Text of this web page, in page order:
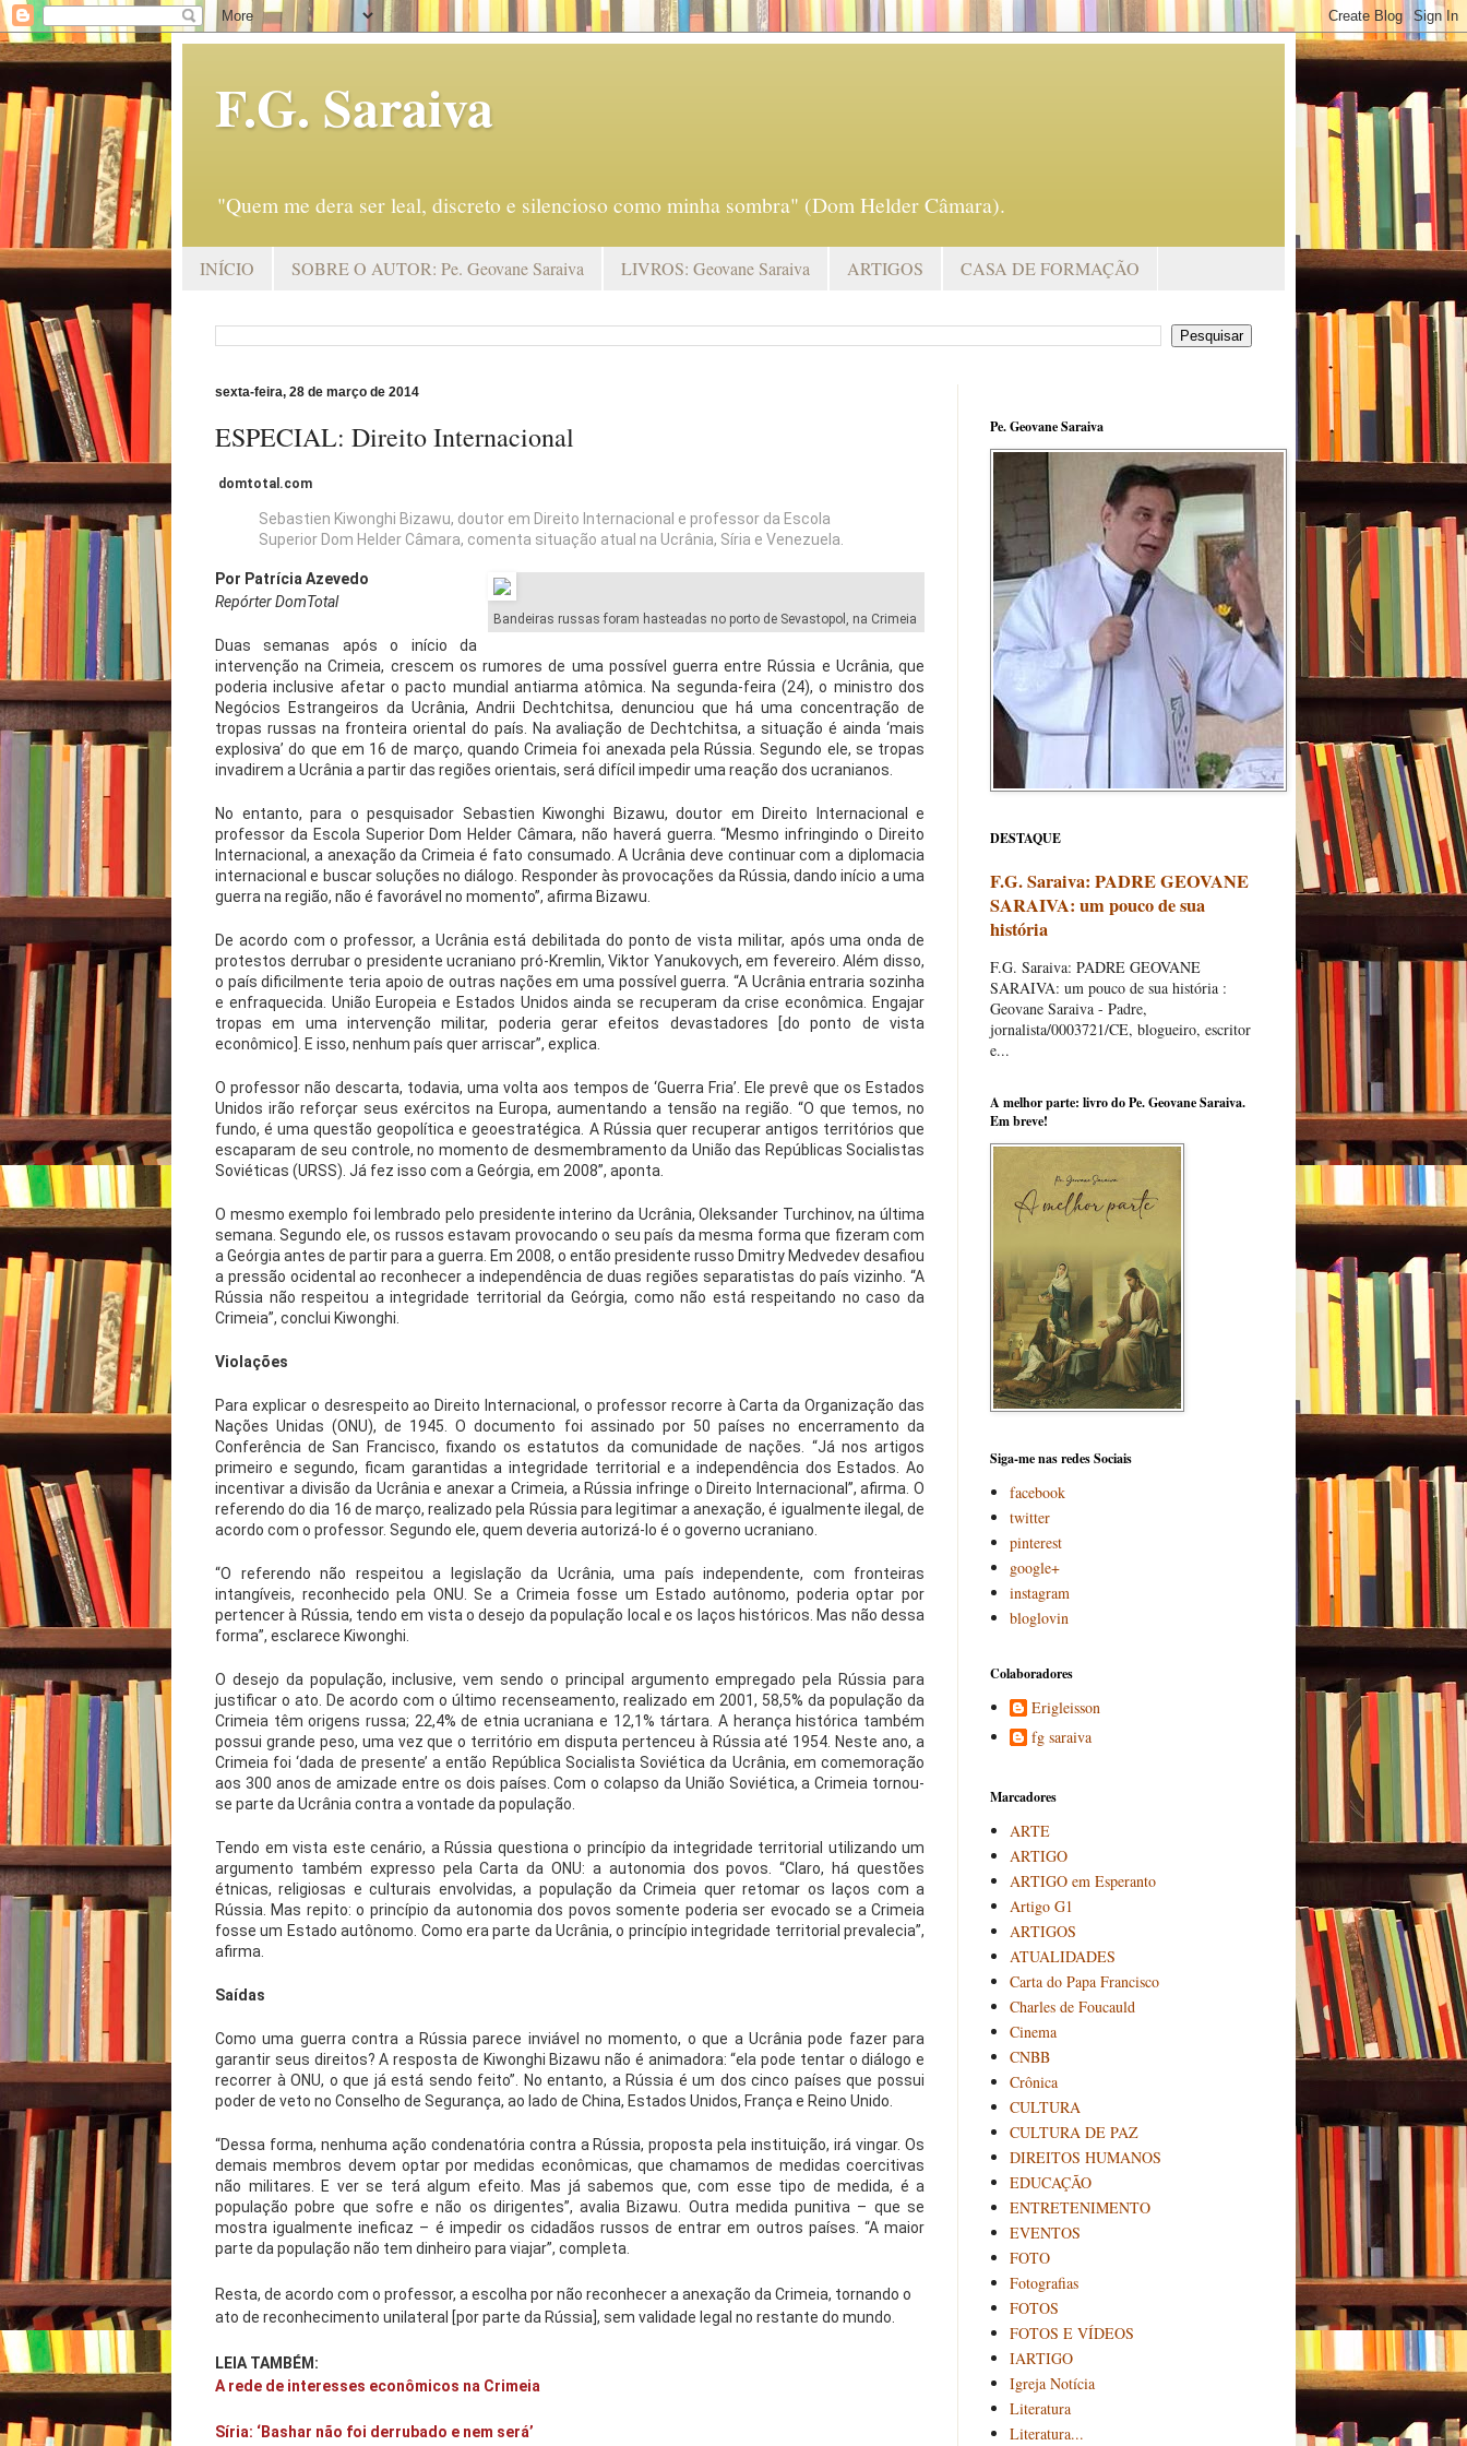
F.G. Saraiva
"Quem me dera ser leal, discreto e silencioso como minha sombra" (Dom Helder Câmara).
INÍCIO SOBRE O AUTOR: Pe. Geovane Saraiva LIVROS: Geovane Saraiva ARTIGOS CASA DE FORMAÇÃO
sexta-feira, 28 de março de 2014
ESPECIAL: Direito Internacional
domtotal.com
Sebastien Kiwonghi Bizawu, doutor em Direito Internacional e professor da Escola
Superior Dom Helder Câmara, comenta situação atual na Ucrânia, Síria e Venezuela.
Bandeiras russas foram hasteadas no porto de Sevastopol, na Crimeia
Por Patrícia Azevedo
Repórter DomTotal
Duas semanas após o início da
intervenção na Crimeia, crescem os rumores de uma possível guerra entre Rússia e Ucrânia, que
poderia inclusive afetar o pacto mundial antiarma atômica. Na segunda-feira (24), o ministro dos
Negócios Estrangeiros da Ucrânia, Andrii Dechtchitsa, denunciou que há uma concentração de
tropas russas na fronteira oriental do país. Na avaliação de Dechtchitsa, a situação é ainda ‘mais
explosiva’ do que em 16 de março, quando Crimeia foi anexada pela Rússia. Segundo ele, se tropas
invadirem a Ucrânia a partir das regiões orientais, será difícil impedir uma reação dos ucranianos.
No entanto, para o pesquisador Sebastien Kiwonghi Bizawu, doutor em Direito Internacional e
professor da Escola Superior Dom Helder Câmara, não haverá guerra. “Mesmo infringindo o Direito
Internacional, a anexação da Crimeia é fato consumado. A Ucrânia deve continuar com a diplomacia
internacional e buscar soluções no diálogo. Responder às provocações da Rússia, dando início a uma
guerra na região, não é favorável no momento”, afirma Bizawu.
De acordo com o professor, a Ucrânia está debilitada do ponto de vista militar, após uma onda de
protestos derrubar o presidente ucraniano pró-Kremlin, Viktor Yanukovych, em fevereiro. Além disso,
o país dificilmente teria apoio de outras nações em uma possível guerra. “A Ucrânia entraria sozinha
e enfraquecida. União Europeia e Estados Unidos ainda se recuperam da crise econômica. Engajar
tropas em uma intervenção militar, poderia gerar efeitos devastadores [do ponto de vista
econômico]. E isso, nenhum país quer arriscar”, explica.
O professor não descarta, todavia, uma volta aos tempos de ‘Guerra Fria’. Ele prevê que os Estados
Unidos irão reforçar seus exércitos na Europa, aumentando a tensão na região. “O que temos, no
fundo, é uma questão geopolítica e geoestratégica. A Rússia quer recuperar antigos territórios que
escaparam de seu controle, no momento de desmembramento da União das Repúblicas Socialistas
Soviéticas (URSS). Já fez isso com a Geórgia, em 2008”, aponta.
O mesmo exemplo foi lembrado pelo presidente interino da Ucrânia, Oleksander Turchinov, na última
semana. Segundo ele, os russos estavam provocando o seu país da mesma forma que fizeram com
a Geórgia antes de partir para a guerra. Em 2008, o então presidente russo Dmitry Medvedev desafiou
a pressão ocidental ao reconhecer a independência de duas regiões separatistas do país vizinho. “A
Rússia não respeitou a integridade territorial da Geórgia, como não está respeitando no caso da
Crimeia”, conclui Kiwonghi.
Violações
Para explicar o desrespeito ao Direito Internacional, o professor recorre à Carta da Organização das
Nações Unidas (ONU), de 1945. O documento foi assinado por 50 países no encerramento da
Conferência de San Francisco, fixando os estatutos da comunidade de nações. “Já nos artigos
primeiro e segundo, ficam garantidas a integridade territorial e a independência dos Estados. Ao
incentivar a divisão da Ucrânia e anexar a Crimeia, a Rússia infringe o Direito Internacional”, afirma. O
referendo do dia 16 de março, realizado pela Rússia para legitimar a anexação, é igualmente ilegal, de
acordo com o professor. Segundo ele, quem deveria autorizá-lo é o governo ucraniano.
“O referendo não respeitou a legislação da Ucrânia, uma país independente, com fronteiras
intangíveis, reconhecido pela ONU. Se a Crimeia fosse um Estado autônomo, poderia optar por
pertencer à Rússia, tendo em vista o desejo da população local e os laços históricos. Mas não dessa
forma”, esclarece Kiwonghi.
O desejo da população, inclusive, vem sendo o principal argumento empregado pela Rússia para
justificar o ato. De acordo com o último recenseamento, realizado em 2001, 58,5% da população da
Crimeia têm origens russa; 22,4% de etnia ucraniana e 12,1% tártara. A herança histórica também
possui grande peso, uma vez que o território em disputa pertenceu à Rússia até 1954. Neste ano, a
Crimeia foi ‘dada de presente’ a então República Socialista Soviética da Ucrânia, em comemoração
aos 300 anos de amizade entre os dois países. Com o colapso da União Soviética, a Crimeia tornou-
se parte da Ucrânia contra a vontade da população.
Tendo em vista este cenário, a Rússia questiona o princípio da integridade territorial utilizando um
argumento também expresso pela Carta da ONU: a autonomia dos povos. “Claro, há questões
étnicas, religiosas e culturais envolvidas, a população da Crimeia quer retomar os laços com a
Rússia. Mas repito: o princípio da autonomia dos povos somente poderia ser evocado se a Crimeia
fosse um Estado autônomo. Como era parte da Ucrânia, o princípio integridade territorial prevalecia”,
afirma.
Saídas
Como uma guerra contra a Rússia parece inviável no momento, o que a Ucrânia pode fazer para
garantir seus direitos? A resposta de Kiwonghi Bizawu não é animadora: “ela pode tentar o diálogo e
recorrer à ONU, o que já está sendo feito”. No entanto, a Rússia é um dos cinco países que possui
poder de veto no Conselho de Segurança, ao lado de China, Estados Unidos, França e Reino Unido.
“Dessa forma, nenhuma ação condenatória contra a Rússia, proposta pela instituição, irá vingar. Os
demais membros devem optar por medidas econômicas, que chamamos de medidas coercitivas
não militares. E ver se terá algum efeito. Mas já sabemos que, com esse tipo de medida, é a
população pobre que sofre e não os dirigentes”, avalia Bizawu. Outra medida punitiva – que se
mostra igualmente ineficaz – é impedir os cidadãos russos de entrar em outros países. “A maior
parte da população não tem dinheiro para viajar”, completa.
Resta, de acordo com o professor, a escolha por não reconhecer a anexação da Crimeia, tornando o
ato de reconhecimento unilateral [por parte da Rússia], sem validade legal no restante do mundo.
LEIA TAMBÉM:
A rede de interesses econômicos na Crimeia
Síria: ‘Bashar não foi derrubado e nem será’
Pe. Geovane Saraiva
DESTAQUE
F.G. Saraiva: PADRE GEOVANE
SARAIVA: um pouco de sua
história
F.G. Saraiva: PADRE GEOVANE
SARAIVA: um pouco de sua história :
Geovane Saraiva - Padre,
jornalista/0003721/CE, blogueiro, escritor
e...
A melhor parte: livro do Pe. Geovane Saraiva.
Em breve!
Siga-me nas redes Sociais
facebook
twitter
pinterest
google+
instagram
bloglovin
Colaboradores
Erigleisson
fg saraiva
Marcadores
ARTE
ARTIGO
ARTIGO em Esperanto
Artigo G1
ARTIGOS
ATUALIDADES
Carta do Papa Francisco
Charles de Foucauld
Cinema
CNBB
Crônica
CULTURA
CULTURA DE PAZ
DIREITOS HUMANOS
EDUCAÇÃO
ENTRETENIMENTO
EVENTOS
FOTO
Fotografias
FOTOS
FOTOS E VÍDEOS
IARTIGO
Igreja Notícia
Literatura
Literatura...